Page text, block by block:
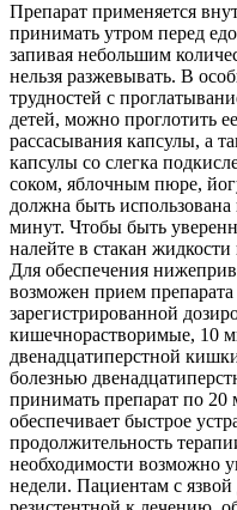
Препарат применяется
принимать утром перед
запивая небольшим
нельзя разжевывать. В
трудностей с
детей, можно проглотить
рассасывания капсулы, а
капсулы со слегка
соком, яблочным пюре,
должна быть
минут. Чтобы быть
налейте в стакан
Для обеспечения
возможен прием
зарегистрированной
кишечнорастворимые, 10
двенадцатиперстной
болезнью
принимать препарат по 20
обеспечивает быстрое
продолжительность
необходимости возможно
недели. Пациентам с